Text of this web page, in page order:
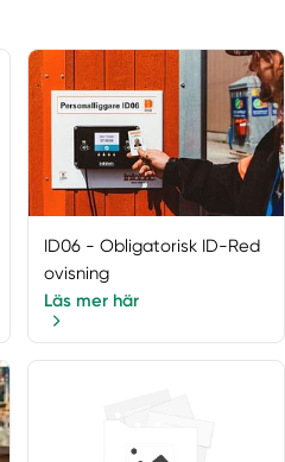
ID06 - Obligatorisk ID-Red
ovisning
Läs mer här